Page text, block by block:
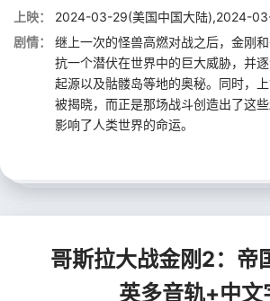
上映：
2024-03-29(美国中国大陆),2024-
剧情：
继上一次的怪兽高燃对战之后，金刚
抗一个潜伏在世界中的巨大威胁，并
起源以及骷髅岛等地的奥秘。同时，
被揭晓，而正是那场战斗创造出了这
影响了人类世界的命运。
哥斯拉大战金刚2：帝
英多音轨+中文